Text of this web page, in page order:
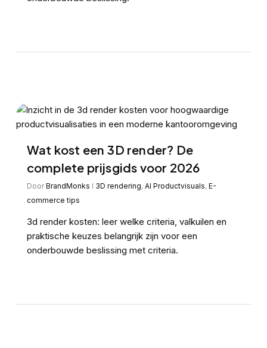
Wat kost een 3D render? De
complete prijsgids voor 2026
Door BrandMonks 3D rendering, AI Productvisuals, E-
commerce tips
3d render kosten: leer welke criteria, valkuilen en
praktische keuzes belangrijk zijn voor een
onderbouwde beslissing met criteria.